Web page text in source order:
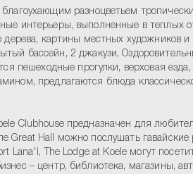
разноцветьем
интерьеры, выполненные в теплых
картины местных художников и
бассейн, 2 джакузи,
пешеходные прогулки, верховая
предлагаются блюда
Clubhouse предназначен для
Great Hall можно послушать
Lana'i, The Lodge at Koele могут
– центр, библиотека, магазины,